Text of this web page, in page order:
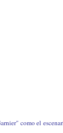
como el